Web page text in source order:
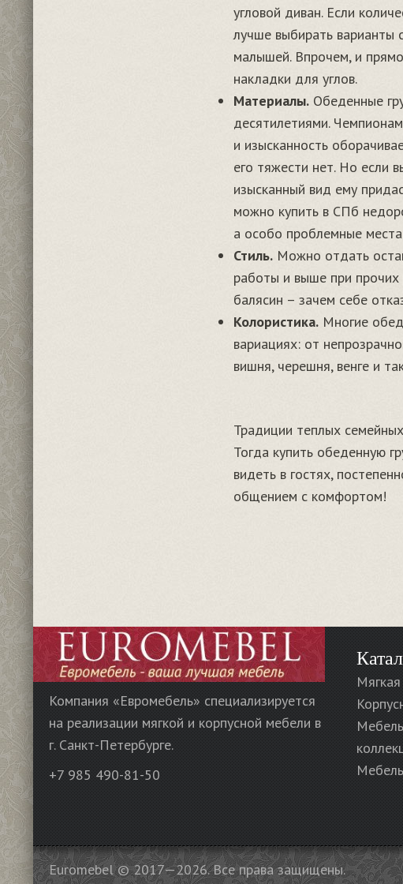
угловой диван. Если
лучше выбирать варианты
малышей. Впрочем, и
накладки для углов.
Материалы. Обеденные
десятилетиями.
и изысканность
его тяжести нет. Но если
изысканный вид ему
можно купить в СПб
а особо проблемные
Стиль. Можно отдать
работы и выше при прочих
балясин – зачем себе
Колористика. Многие
вариациях: от
вишня, черешня, венге и
Традиции теплых
Тогда купить обеденную
видеть в гостях,
общением с комфортом!
Компания «Евромебель» специализируется
на реализации мягкой и корпусной мебели в
г. Санкт-Петербурге.
+7 985 490-81-50
Euromebel © 2017—2026. Все права защищены.